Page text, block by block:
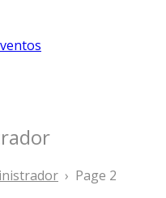
› Page 2